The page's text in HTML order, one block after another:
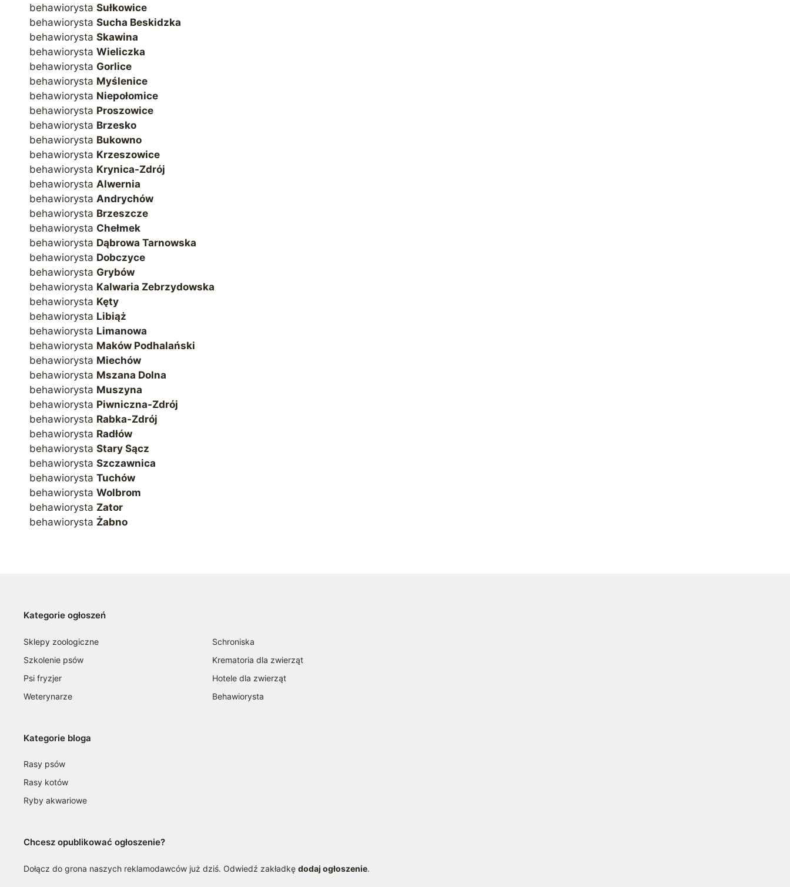
behawiorysta Sułkowice
behawiorysta Sucha Beskidzka
behawiorysta Skawina
behawiorysta Wieliczka
behawiorysta Gorlice
behawiorysta Myślenice
behawiorysta Niepołomice
behawiorysta Proszowice
behawiorysta Brzesko
behawiorysta Bukowno
behawiorysta Krzeszowice
behawiorysta Krynica-Zdrój
behawiorysta Alwernia
behawiorysta Andrychów
behawiorysta Brzeszcze
behawiorysta Chełmek
behawiorysta Dąbrowa Tarnowska
behawiorysta Dobczyce
behawiorysta Grybów
behawiorysta Kalwaria Zebrzydowska
behawiorysta Kęty
behawiorysta Libiąż
behawiorysta Limanowa
behawiorysta Maków Podhalański
behawiorysta Miechów
behawiorysta Mszana Dolna
behawiorysta Muszyna
behawiorysta Piwniczna-Zdrój
behawiorysta Rabka-Zdrój
behawiorysta Radłów
behawiorysta Stary Sącz
behawiorysta Szczawnica
behawiorysta Tuchów
behawiorysta Wolbrom
behawiorysta Zator
behawiorysta Żabno
Kategorie ogłoszeń
Sklepy zoologiczne
Szkolenie psów
Psi fryzjer
Weterynarze
Schroniska
Krematoria dla zwierząt
Hotele dla zwierząt
Behawiorysta
Kategorie bloga
Rasy psów
Rasy kotów
Ryby akwariowe
Chcesz opublikować ogłoszenie?
Dołącz do grona naszych reklamodawców już dziś. Odwiedź zakładkę dodaj ogłoszenie.